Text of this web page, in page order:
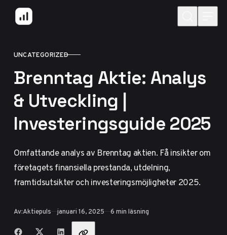
Hoppa till innehåll
KATEGORI
UNCATEGORIZED
Brenntag Aktie: Analys
& Utveckling |
Investeringsguide 2025
Omfattande analys av Brenntag aktien. Få insikter om
företagets finansiella prestanda, utdelning,
framtidsutsikter och investeringsmöjligheter 2025.
Av:Aktiepuls Publicerad
januari 16, 2025 6 min läsning
Dela med vänner